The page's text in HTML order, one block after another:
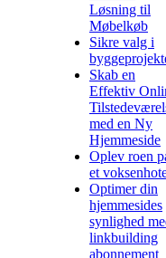
Løsning til
Møbelkøb
Sikre valg i
Skab en
Effektiv
med en Ny
Hjemmeside
Oplev roen
et
Optimer din
hjemmesides
synlighed
linkbuilding
abonnement